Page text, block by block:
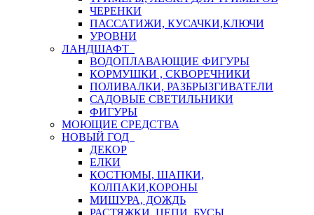
ЧЕРЕНКИ
ПАССАТИЖИ, КУСАЧКИ,КЛЮЧИ
УРОВНИ
ЛАНДШАФТ
ВОДОПЛАВАЮЩИЕ ФИГУРЫ
КОРМУШКИ , СКВОРЕЧНИКИ
ПОЛИВАЛКИ, РАЗБРЫЗГИВАТЕЛИ
САДОВЫЕ СВЕТИЛЬНИКИ
ФИГУРЫ
МОЮЩИЕ СРЕДСТВА
НОВЫЙ ГОД
ДЕКОР
ЕЛКИ
КОСТЮМЫ, ШАПКИ,
КОЛПАКИ,КОРОНЫ
МИШУРА, ДОЖДЬ
РАСТЯЖКИ, ЦЕПИ, БУСЫ